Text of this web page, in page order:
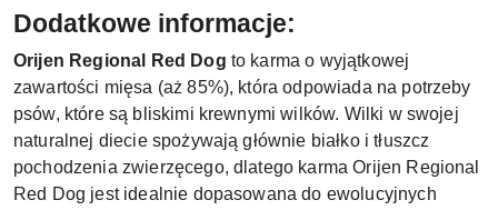
Dodatkowe informacje:
Orijen Regional Red Dog to karma o wyjątkowej
zawartości mięsa (aż 85%), która odpowiada na potrzeby
psów, które są bliskimi krewnymi wilków. Wilki w swojej
naturalnej diecie spożywają głównie białko i tłuszcz
pochodzenia zwierzęcego, dlatego karma Orijen Regional
Red Dog jest idealnie dopasowana do ewolucyjnych